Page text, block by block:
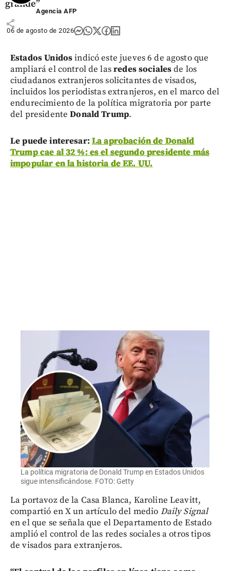
grande”
share
Agencia AFP
06 de agosto de 2026
Estados Unidosindicó este jueves 6 de agosto que
ampliará el control de lasredes socialesde los
ciudadanos extranjeros solicitantes de visados,
incluidos los periodistas extranjeros, en el marco del
endurecimiento de la política migratoria por parte
del presidenteDonald Trump.
Le puede interesar: La aprobación de Donald
Trump cae al 32 %: es el segundo presidente más
impopular en la historia de EE. UU.
La política migratoria de Donald Trump en Estados Unidos
sigue intensificándose. FOTO: Getty
La portavoz de la Casa Blanca, Karoline Leavitt,
compartió en X un artículo del medio Daily Signal
en el que se señala que el Departamento de Estado
amplió el control de las redes sociales a otros tipos
de visados para extranjeros.